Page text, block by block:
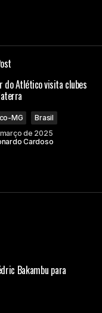
do Atlético visita clubes
MG
Brasil
de 2025
Cardoso
Bakambu para